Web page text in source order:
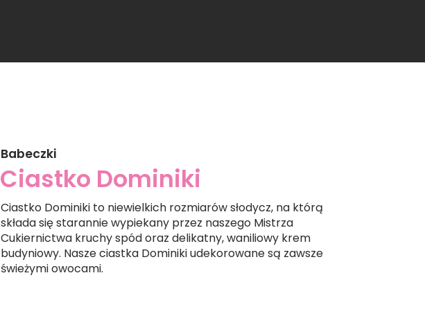
Babeczki
Ciastko Dominiki
Ciastko Dominiki to niewielkich rozmiarów słodycz, na którą
składa się starannie wypiekany przez naszego Mistrza
Cukiernictwa kruchy spód oraz delikatny, waniliowy krem
budyniowy. Nasze ciastka Dominiki udekorowane są zawsze
świeżymi owocami.